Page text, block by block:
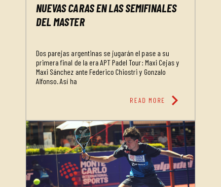
NUEVAS CARAS EN LAS SEMIFINALES
DEL MASTER
Dos parejas argentinas se jugarán el pase a su
primera final de la era APT Padel Tour: Maxi Cejas y
Maxi Sánchez ante Federico Chiostri y Gonzalo
Alfonso. Así ha
READ MORE chevron_right